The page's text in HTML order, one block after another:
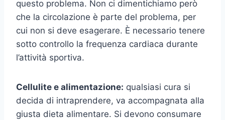
questo problema. Non ci dimentichiamo però
che la circolazione è parte del problema, per
cui non si deve esagerare. È necessario tenere
sotto controllo la frequenza cardiaca durante
l’attività sportiva.
Cellulite e alimentazione: qualsiasi cura si
decida di intraprendere, va accompagnata alla
giusta dieta alimentare. Si devono consumare